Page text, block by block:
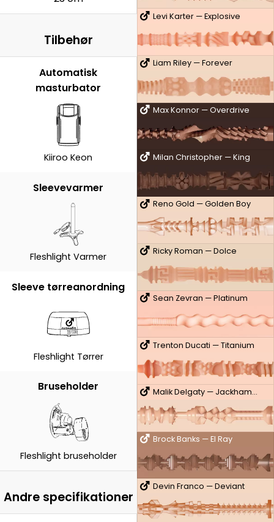
Levi Karter — Explosive
Liam Riley — Forever
Max Konnor — Overdrive
Milan Christopher — King
Reno Gold — Golden Boy
Ricky Roman — Dolce
Sean Zevran — Platinum
Trenton Ducati — Titanium
Malik Delgaty — Jackhammer
Brock Banks — El Ray
Devin Franco — Deviant
Tilbehør
Automatisk
masturbator
Kiiroo Keon
Sleevevarmer
Fleshlight Varmer
Sleeve tørreanordning
Fleshlight Tørrer
Bruseholder
Fleshlight bruseholder
Andre specifikationer